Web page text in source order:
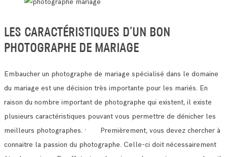
LES CARACTÉRISTIQUES D’UN BON
PHOTOGRAPHE DE MARIAGE
Embaucher un photographe de mariage spécialisé dans le domaine
du mariage est une décision très importante pour les mariés. En
raison du nombre important de photographe qui existent, il existe
plusieurs caractéristiques pouvant vous permettre de dénicher les
meilleurs photographes. · Premièrement, vous devez chercher à
connaitre la passion du photographe. Celle-ci doit nécessairement